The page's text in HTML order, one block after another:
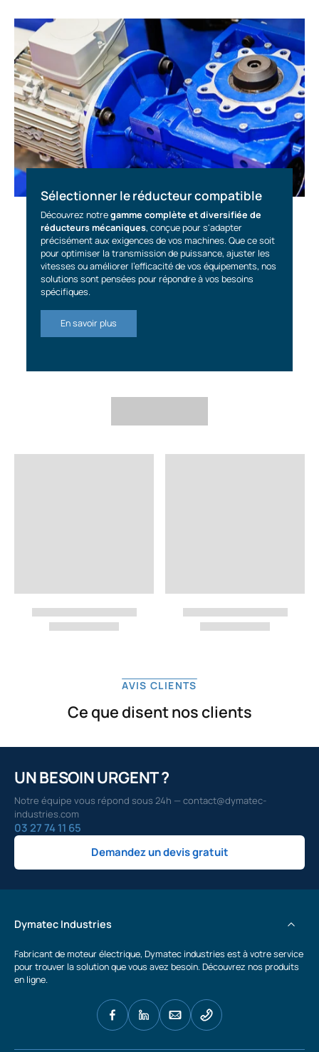
Sélectionner le réducteur compatible
Découvrez notregamme complète et diversifiée de
réducteurs mécaniques, conçue pour s'adapter
précisément aux exigences de vos machines. Que ce soit
pour optimiser la transmission de puissance, ajuster les
vitesses ou améliorer l'efficacité de vos équipements, nos
solutions sont pensées pour répondre à vos besoins
spécifiques.
En savoir plus
AVIS CLIENTS
Ce que disent nos clients
UN BESOIN URGENT ?
Notre équipe vous répond sous 24h — contact@dymatec-
industries.com
03 27 74 11 65
Demandez un devis gratuit
Dymatec Industries
Fabricant de moteur électrique, Dymatec industries est à votre service
pour trouver la solution que vous avez besoin. Découvrez nos produits
en ligne.